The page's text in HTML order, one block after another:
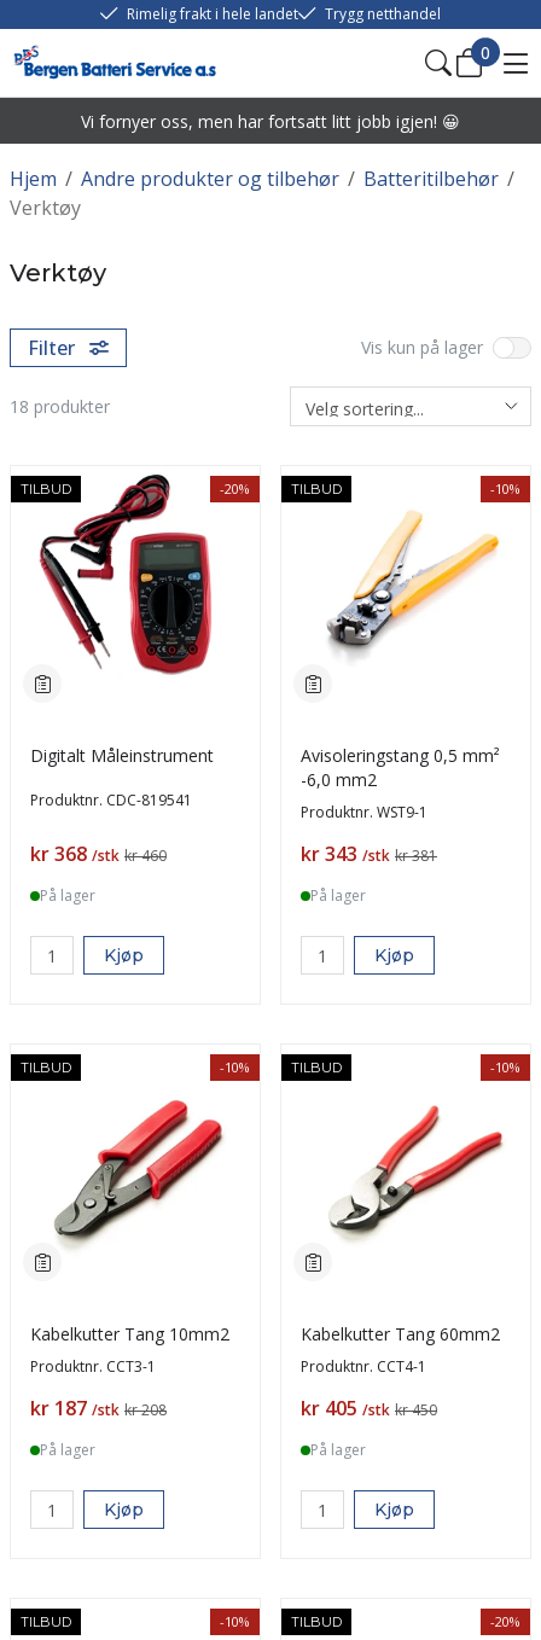
Rimelig frakt i hele landet Trygg netthandel
0
Vi fornyer oss, men har fortsatt litt jobb igjen! 😀
/
Hjem /
Andre produkter og tilbehør /
Batteritilbehør
Verktøy
Verktøy
Filter Vis kun på lager
18 produkter
TILBUD -20%
Digitalt Måleinstrument
Produktnr. CDC-819541
Pris
kr 368 /stk kr 460
På lager
Kjøp
TILBUD -10%
Avisoleringstang 0,5 mm²
-6,0 mm2
Produktnr. WST9-1
Pris
kr 343 /stk kr 381
På lager
Kjøp
TILBUD -10%
Kabelkutter Tang 10mm2
Produktnr. CCT3-1
Pris
kr 187 /stk kr 208
På lager
Kjøp
TILBUD -10%
Kabelkutter Tang 60mm2
Produktnr. CCT4-1
Pris
kr 405 /stk kr 450
På lager
Kjøp
TILBUD -10% TILBUD -20%